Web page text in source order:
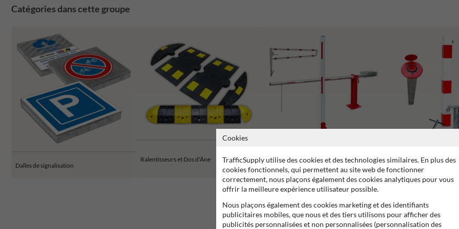
Catégories dans cette groupe
Dalles de signalisation
Ralentisseurs et Dos d'Âne
Barrières Levantes et Tournantes pour
Parkings et Aménagements Routiers
Poteaux de parking
Cookies
TrafficSupply utilise des cookies et des technologies similaires. En plus des
cookies fonctionnels, qui permettent au site web de fonctionner
correctement, nous plaçons également des cookies analytiques pour vous
offrir la meilleure expérience utilisateur possible.
Nous plaçons également des cookies marketing et des identifiants
publicitaires mobiles, que nous et des tiers utilisons pour afficher des
publicités personnalisées et non personnalisées (personnalisation des